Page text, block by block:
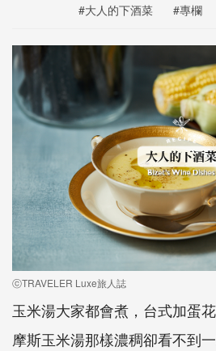
#大人的下酒菜 #專欄
ⓒTRAVELER Luxe旅人誌
玉米湯大家都會煮，台式加蛋
摩斯玉米湯那樣濃稠卻看不到